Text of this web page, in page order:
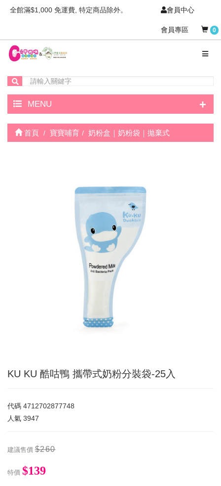
全館滿$1,000 免運費, 特定商品除外。 會員中心
會員專區 0
MENU +
首頁 寶寶哺育 奶粉盒｜奶粉袋｜拋棄式
KU KU 酷咕鴨 攜帶式奶粉分裝袋-25入
代碼 4712702877748
人氣 3947
建議售價 $260
特價 $139